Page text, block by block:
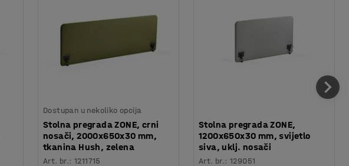
Dostupan u nekoliko opcija
Stolna pregrada ZONE, crni
nosači, 2000x650x30 mm,
tkanina Hush, zelena
Art. br.:1211715
Stolna pregrada ZONE,
1200x650x30 mm, svijetlo
siva, uklj. nosači
Art. br.:129051